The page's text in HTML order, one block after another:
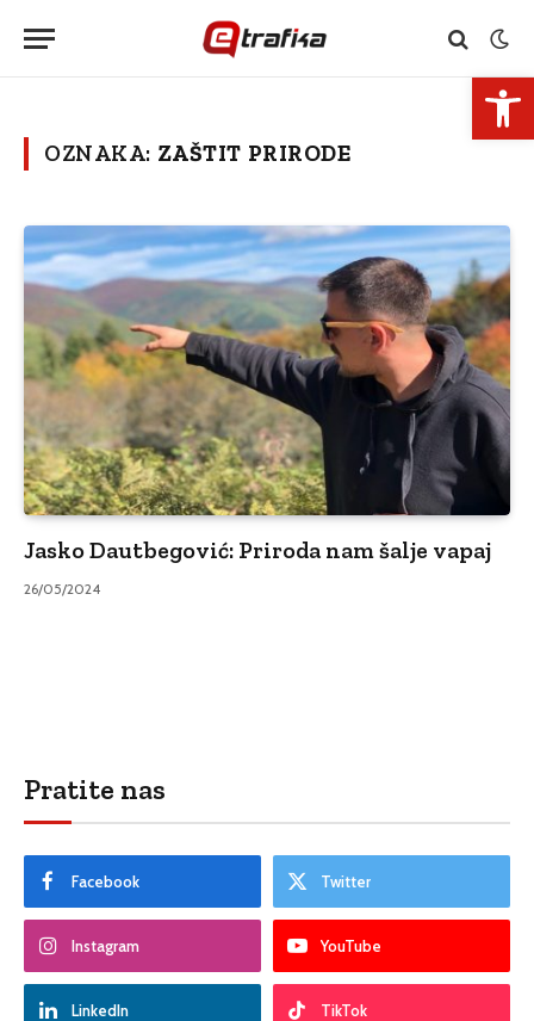
OZNAKA: ZAŠTIT PRIRODE
Jasko Dautbegović: Priroda nam šalje vapaj
26/05/2024
Pratite nas
Facebook Twitter
Instagram YouTube
LinkedIn TikTok